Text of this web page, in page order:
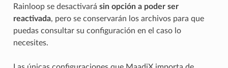
Rainloop se desactivará sin opción a poder ser
reactivada, pero se conservarán los archivos para que
puedas consultar su configuración en el caso lo
necesites.